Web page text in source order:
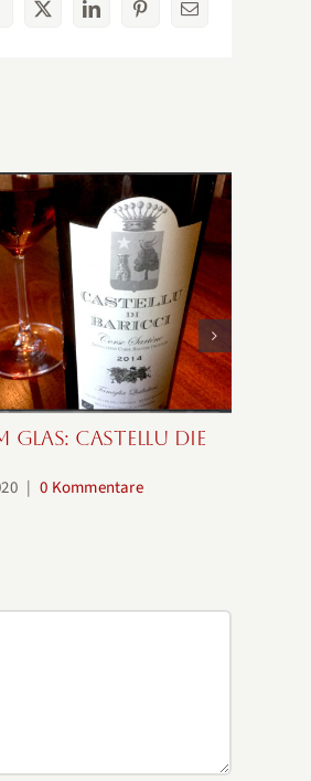
X LinkedInPinterest
E-
Glas: Castellu die
| 0 Kommentare